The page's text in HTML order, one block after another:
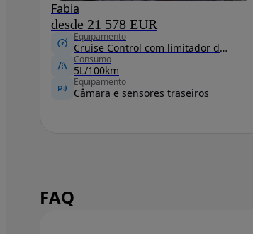
Fabia
desde 21 578 EUR
Equipamento
Cruise Control com limitador de velocidade
Consumo
5L/100km
Equipamento
Câmara e sensores traseiros
FAQ